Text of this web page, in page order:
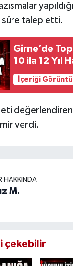
süre talep etti.
Girne’de
10 ila 12 Yıl
İçeriği
değerlendiren
verdi.
HAKKINDA
M.
çekebilir